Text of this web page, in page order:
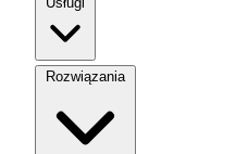
Rozwiązania